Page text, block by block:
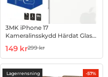
3MK iPhone 17
Kameralinsskydd Härdat Glas
Art. nr 1002990005
rea pris
149 krtidigare pris
299 kr
Lagerrensning -57%